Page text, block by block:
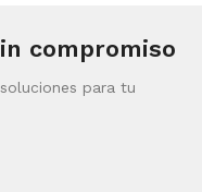
compromiso
para tu